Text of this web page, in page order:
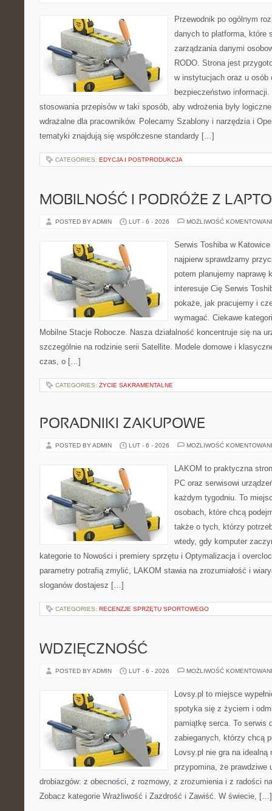
Przewodnik po ogólnym
danych to platforma, które
zarządzania danymi
RODO. Strona jest
w instytucjach oraz u osób
bezpieczeństwo
stosowania przepisów w taki sposób, aby wdrożenia były
wdrażalne dla pracowników. Polecamy Szablony i narzędzia i
tematyki znajdują się współczesne standardy […]
CATEGORIES: EDYCJA I POSTPRODUKCJA
MOBILNOŚĆ I PODRÓŻE Z
POSTED BY ADMIN LUT - 6 - 2026 MOŻLIWOŚĆ
Serwis Toshiba w
najpierw sprawdzamy
potem planujemy naprawę
interesuje Cię Serwis
pokaże, jak pracujemy i
wymagać. Ciekawe
Mobilne Stacje Robocze. Nasza działalność koncentruje się na
szczególnie na rodzinie serii Satellite. Modele domowe i
czas, o […]
CATEGORIES: ŻYCIE SAKRAMENTALNE
PORADNIKI ZAKUPOWE
POSTED BY ADMIN LUT - 6 - 2026 MOŻLIWOŚĆ
LAKOM to praktyczna
PC oraz serwisowi
każdym tygodniu. To
osobach, które chcą
także o tych, którzy
wtedy, gdy komputer
kategorie to Nowości i premiery sprzętu i Optymalizacja i
parametry potrafią zmylić, LAKOM stawia na zrozumiałość i
sloganów dostajesz […]
CATEGORIES: RECENZJE SPRZĘTU SPORTOWEGO
WDZIĘCZNOŚĆ
POSTED BY ADMIN LUT - 6 - 2026 MOŻLIWOŚĆ
Lovsy.pl to miejsce
spotyka się z życiem i
pamiątkę serca. To serwis
zabieganych, którzy chcą
Lovsy.pl nie gra na idealną
przypomina, że prawdziwe
drobiazgów: z obecności, z rozmowy, z zrozumienia i z radości
Zobacz kategorie Wrażliwość i Zazdrość i Zawiść. W świecie, […]